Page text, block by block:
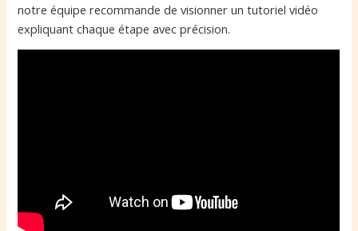
notre équipe recommande de visionner un tutoriel vidéo
expliquant chaque étape avec précision.